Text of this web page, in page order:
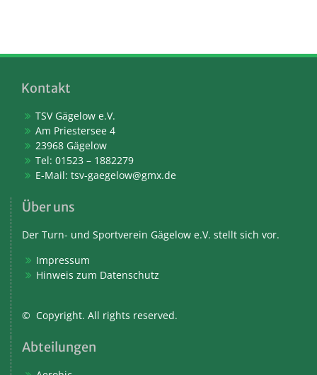
Kontakt
TSV Gägelow e.V.
Am Priestersee 4
23968 Gägelow
Tel: 01523 – 1882279
E-Mail: tsv-gaegelow@gmx.de
Über uns
Der Turn- und Sportverein Gägelow e.V. stellt sich vor.
Impressum
Hinweis zum Datenschutz
© Copyright. All rights reserved.
Abteilungen